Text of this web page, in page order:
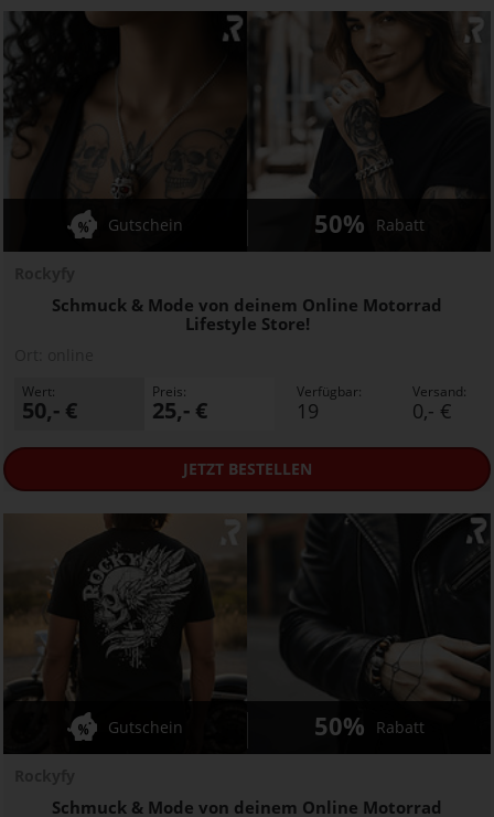
Schmuck & Mode von deinem Online Motorrad
Lifestyle Store!
Gutschein 50% Rabatt
Wert:
50,- €
Preis:
25,- €
Verfügbar:
19
Versand:
0,- €
JETZTBESTELLEN
Schmuck & Mode von deinem Online Motorrad
Gutschein 50% Rabatt